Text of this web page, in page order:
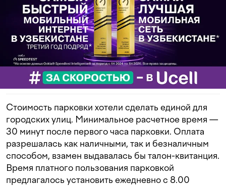
Стоимость парковки хотели сделать единой для
городских улиц. Минимальное расчетное время —
30 минут после первого часа парковки. Оплата
разрешалась как наличными, так и безналичным
способом, взамен выдавалась бы талон-квитанция.
Время платного пользования парковкой
предлагалось установить ежедневно с 8.00